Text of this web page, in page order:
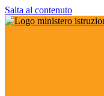
Salta al contenuto